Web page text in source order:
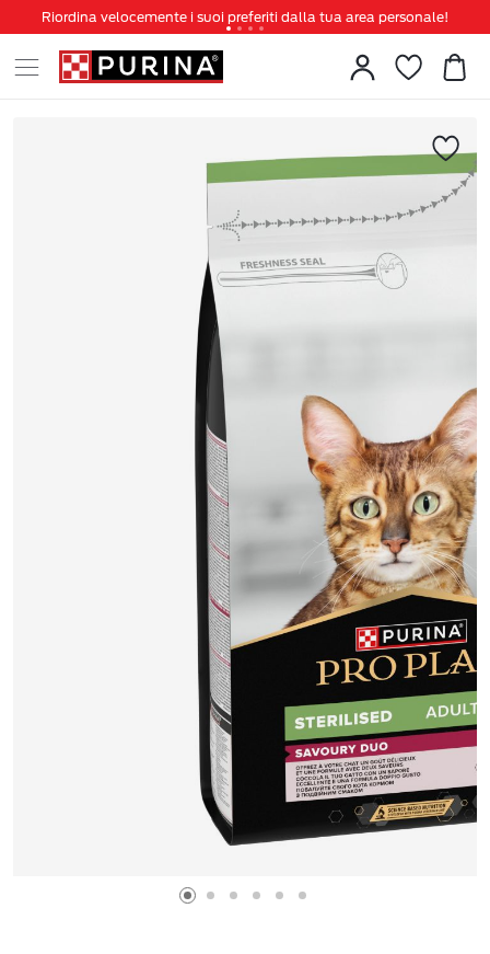
Riordina velocemente i suoi preferiti dalla tua area personale!
Tanti sconti e novità ti aspettano, non perderteli!
Spedizione gratuita a partire da 49 €